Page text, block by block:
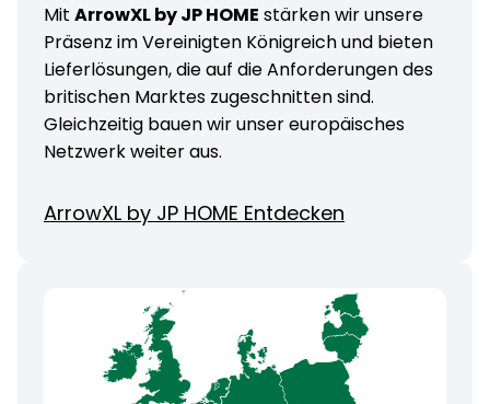
Mit ArrowXL by JP HOME stärken wir unsere
Präsenz im Vereinigten Königreich und bieten
Lieferlösungen, die auf die Anforderungen des
britischen Marktes zugeschnitten sind.
Gleichzeitig bauen wir unser europäisches
Netzwerk weiter aus.
ArrowXL by JP HOME Entdecken